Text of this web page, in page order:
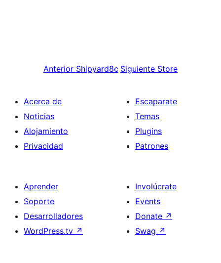
Anterior Shipyard8c Siguiente Store
Acerca de
Noticias
Alojamiento
Privacidad
Escaparate
Temas
Plugins
Patrones
Aprender
Soporte
Desarrolladores
WordPress.tv ↗
Involúcrate
Events
Donate ↗
Swag ↗